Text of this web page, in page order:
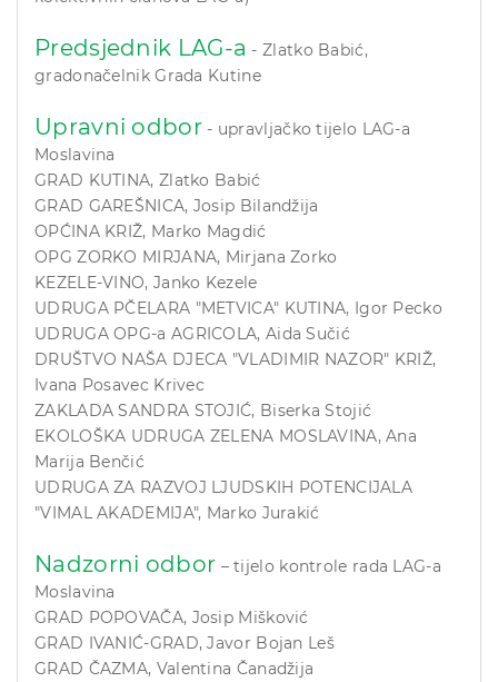
Predsjednik LAG-a - Zlatko Babić,
gradonačelnik Grada Kutine
Upravni odbor- upravljačko tijelo LAG-a
Moslavina
GRAD KUTINA, Zlatko Babić
GRAD GAREŠNICA, Josip Bilandžija
OPĆINA KRIŽ, Marko Magdić
OPG ZORKO MIRJANA, Mirjana Zorko
KEZELE-VINO, Janko Kezele
UDRUGA PČELARA "METVICA" KUTINA, Igor Pecko
UDRUGA OPG-a AGRICOLA, Aida Sučić
DRUŠTVO NAŠA DJECA "VLADIMIR NAZOR" KRIŽ,
Ivana Posavec Krivec
ZAKLADA SANDRA STOJIĆ, Biserka Stojić
EKOLOŠKA UDRUGA ZELENA MOSLAVINA, Ana
Marija Benčić
UDRUGA ZA RAZVOJ LJUDSKIH POTENCIJALA
"VIMAL AKADEMIJA", Marko Jurakić
Nadzorni odbor – tijelo kontrole rada LAG-a
Moslavina
GRAD POPOVAČA, Josip Mišković
GRAD IVANIĆ-GRAD, Javor Bojan Leš
GRAD ČAZMA, Valentina Čanadžija